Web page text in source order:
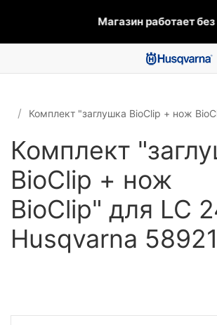
Магазин работает без
Комплект "заглушка BioClip + нож
Комплект
BioClip + нож
BioClip" для LC
Husqvarna